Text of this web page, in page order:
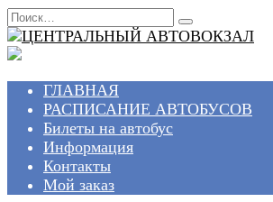
Перейти
к
содержанию
Search
for:
ГЛАВНАЯ
РАСПИСАНИЕ АВТОБУСОВ
Билеты на автобус
Информация
Контакты
Мой заказ